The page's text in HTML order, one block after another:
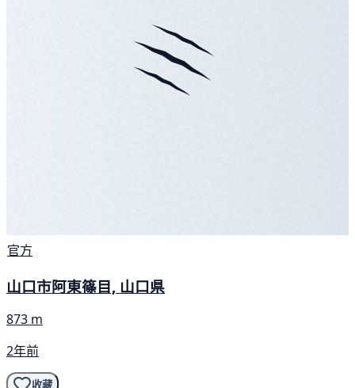
官方
山口市阿東篠目, 山口県
873 m
2年前
收藏